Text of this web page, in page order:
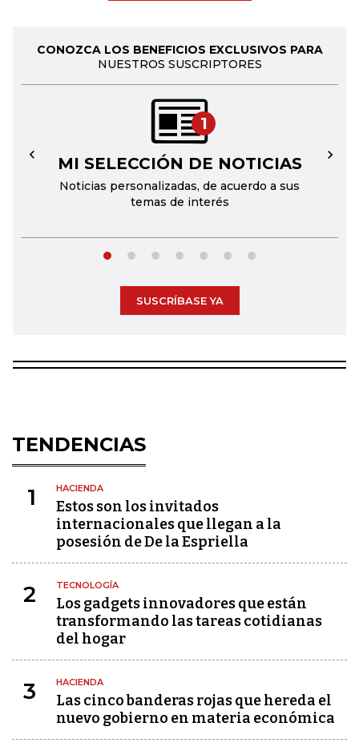
CONOZCA LOS BENEFICIOS EXCLUSIVOS PARA
NUESTROS SUSCRIPTORES
1
MI SELECCIÓN DE NOTICIAS
Noticias personalizadas, de acuerdo a sus
temas de interés
← →
SUSCRÍBASE YA
TENDENCIAS
1 HACIENDA
Estos son los invitados
internacionales que llegan a la
posesión de De la Espriella
2 TECNOLOGÍA
Los gadgets innovadores que están
transformando las tareas cotidianas
del hogar
3 HACIENDA
Las cinco banderas rojas que hereda el
nuevo gobierno en materia económica